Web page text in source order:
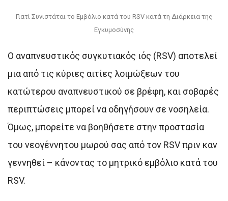
Γιατί Συνιστάται το Εμβόλιο κατά του RSV κατά τη Διάρκεια της
Εγκυμοσύνης
Ο αναπνευστικός συγκυτιακός ιός (RSV) αποτελεί
μια από τις κύριες αιτίες λοιμώξεων του
κατώτερου αναπνευστικού σε βρέφη, και σοβαρές
περιπτώσεις μπορεί να οδηγήσουν σε νοσηλεία.
Όμως, μπορείτε να βοηθήσετε στην προστασία
του νεογέννητου μωρού σας από τον RSV πριν καν
γεννηθεί – κάνοντας το μητρικό εμβόλιο κατά του
RSV.